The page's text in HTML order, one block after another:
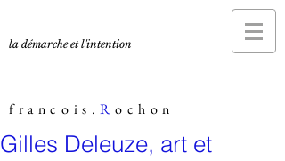
la démarche et l'intention
francois.Rochon
Gilles Deleuze, art et